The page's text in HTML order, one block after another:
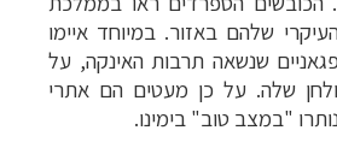
שלהם באזור. במיוחד איימו
שנשאה תרבות האינקה, על
שלה. על כן מעטים הם אתרי
"במצב טוב" בימינו.